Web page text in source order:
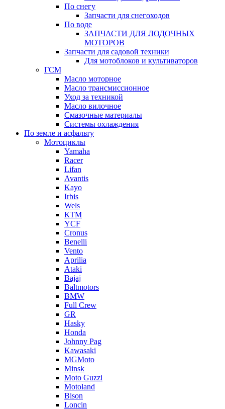
По снегу
Запчасти для снегоходов
По воде
ЗАПЧАСТИ ДЛЯ ЛОДОЧНЫХ
МОТОРОВ
Запчасти для садовой техники
Для мотоблоков и культиваторов
ГСМ
Масло моторное
Масло трансмиссионное
Уход за техникой
Масло вилочное
Смазочные материалы
Системы охлаждения
По земле и асфальту
Мотоциклы
Yamaha
Racer
Lifan
Avantis
Kayo
Irbis
Wels
КТМ
YCF
Cronus
Benelli
Vento
Aprilia
Ataki
Bajaj
Baltmotors
BMW
Full Crew
GR
Hasky
Honda
Johnny Pag
Kawasaki
MGMoto
Minsk
Moto Guzzi
Motoland
Bison
Loncin